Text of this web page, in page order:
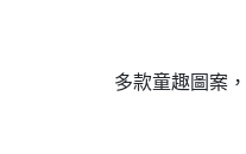
多款童趣圖案